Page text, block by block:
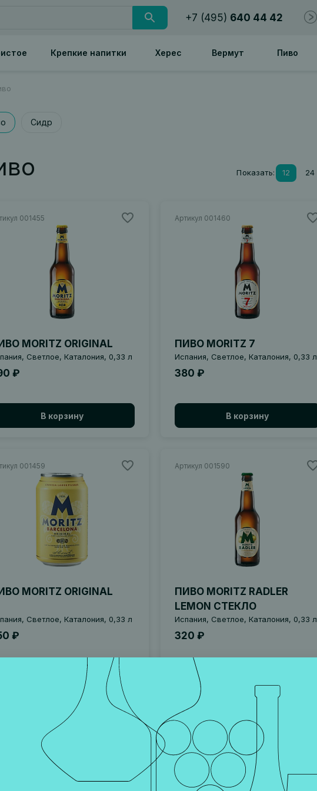
+7 (495) 640 44 42
Крепкие напитки Херес Вермут Пиво
Сидр
Показать: 12 24
001455
MORITZ ORIGINAL
Светлое, Каталония, 0,33 л
₽
В корзину
Артикул 001460
ПИВО MORITZ 7
Испания, Светлое, Каталония, 0,33 л
380 ₽
В корзину
001459
MORITZ ORIGINAL
Светлое, Каталония, 0,33 л
₽
Артикул 001590
ПИВО MORITZ RADLER
LEMON СТЕКЛО
Испания, Светлое, Каталония, 0,33 л
320 ₽
Артикул 001644